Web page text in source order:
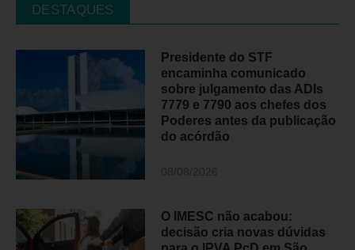
DESTAQUES
Presidente do STF
encaminha comunicado
sobre julgamento das ADIs
7779 e 7790 aos chefes dos
Poderes antes da publicação
do acórdão
O IMESC não acabou:
decisão cria novas dúvidas